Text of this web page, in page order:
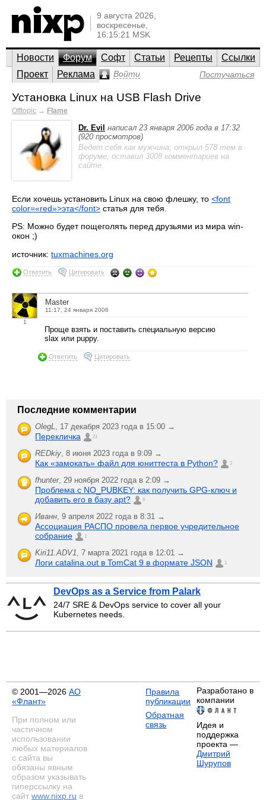
9 августа 2026,
воскресенье,
16:15:21 MSK
Новости Форум Софт Статьи Рецепты
Ссылки
Проект
Реклама Войти Постучаться
Установка Linux на USB Flash Drive
Offtopic → Flame
Dr. Evil написал 23 января 2006 года в 17:32
(920 просмотров)
Ведет себя как мужчина; открыл 578 тем в
форуме, оставил 3008 комментариев на
сайте.
Если хочешь установить Linux на свою флешку, то <font
color=«red»>эта</font> статья для тебя.
PS: Можно будет пощеголять перед друзьями из мира win-
окон ;)
источник: tuxmachines.org
Ответить Цитировать
1
Master
11:17, 24 января 2006
Проще взять и поставить специальную версию
slax или puppy.
Ответить Цитировать
Последние комментарии
OlegL, 17 декабря 2023 года в 15:00 →
Перекличка 21
REDkiy, 8 июня 2023 года в 9:09 →
Как «замокать» файл для юниттеста в Python? 2
fhunter, 29 ноября 2022 года в 2:09 →
Проблема с NO_PUBKEY: как получить GPG-ключ и
добавить его в базу apt?
6
Иванн, 9 апреля 2022 года в 8:31 →
Ассоциация РАСПО провела первое учредительное
собрание
1
Kiri11.ADV1, 7 марта 2021 года в 12:01 →
Логи catalina.out в TomCat 9 в формате JSON 1
DevOps as a Service from Palark
24/7 SRE & DevOps service to cover all your
Kubernetes needs.
© 2001—2026 АО
«Флант»
При полном или
частичном
использовании
любых материалов
с сайта вы
обязаны явным
образом указывать
гиперссылку на
сайт www.nixp.ru в
Правила
публикации
Обратная
связь
Разработано в
компании
Идея и
поддержка
проекта —
Дмитрий
Шурупов